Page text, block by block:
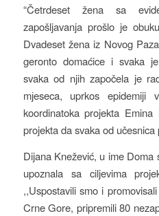
“Četrdeset žena sa
zapošljavanja prošlo je
Dvadeset žena iz Novog
geronto domaćice i svaka
svaka od njih započela je
mјeseca, uprkos
koordinatoka projekta
projekta da svaka od
Dijana Knežević, u ime
upoznala sa ciljevima
,,Uspostavili smo i
Crne Gore, pripremili 80